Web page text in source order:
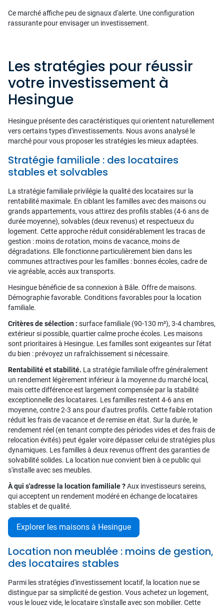
Ce marché affiche peu de signaux d'alerte. Une configuration
rassurante pour envisager un investissement.
Les stratégies pour réussir
votre investissement à
Hesingue
Hesingue présente des caractéristiques qui orientent naturellement
vers certains types d'investissements. Nous avons analysé le
marché pour vous proposer les stratégies les mieux adaptées.
Stratégie familiale : des locataires
stables et solvables
La stratégie familiale privilégie la qualité des locataires sur la
rentabilité maximale. En ciblant les familles avec des maisons ou
grands appartements, vous attirez des profils stables (4-6 ans de
durée moyenne), solvables (deux revenus) et respectueux du
logement. Cette approche réduit considérablement les tracas de
gestion : moins de rotation, moins de vacance, moins de
dégradations. Elle fonctionne particulièrement bien dans les
communes attractives pour les familles : bonnes écoles, cadre de
vie agréable, accès aux transports.
Hesingue bénéficie de sa connexion à Bâle. Offre de maisons.
Démographie favorable. Conditions favorables pour la location
familiale.
Critères de sélection : surface familiale (90-130 m²), 3-4 chambres,
extérieur si possible, quartier calme proche écoles. Les maisons
sont prioritaires à Hesingue. Les familles sont exigeantes sur l'état
du bien : prévoyez un rafraîchissement si nécessaire.
Rentabilité et stabilité. La stratégie familiale offre généralement
un rendement légèrement inférieur à la moyenne du marché local,
mais cette différence est largement compensée par la stabilité
exceptionnelle des locataires. Les familles restent 4-6 ans en
moyenne, contre 2-3 ans pour d'autres profils. Cette faible rotation
réduit les frais de vacance et de remise en état. Sur la durée, le
rendement réel (en tenant compte des périodes vides et des frais de
relocation évités) peut égaler voire dépasser celui de stratégies plus
dynamiques. Les familles à deux revenus offrent des garanties de
solvabilité solides. La location nue convient bien à ce public qui
s'installe avec ses meubles.
À qui s'adresse la location familiale ?Aux investisseurs sereins,
qui acceptent un rendement modéré en échange de locataires
stables et de qualité.
Explorer les maisons à Hesingue
Location non meublée : moins de gestion,
des locataires stables
Parmi les stratégies d'investissement locatif, la location nue se
distingue par sa simplicité de gestion. Vous achetez un logement,
vous le louez vide, le locataire s'installe avec son mobilier. Cette